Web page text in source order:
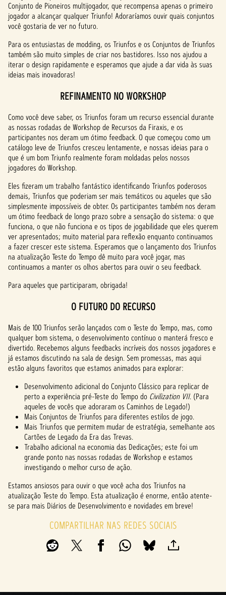
Conjunto de Pioneiros multijogador, que recompensa apenas o primeiro
jogador a alcançar qualquer Triunfo! Adoraríamos ouvir quais conjuntos
você gostaria de ver no futuro.
Para os entusiastas de modding, os Triunfos e os Conjuntos de Triunfos
também são muito simples de criar nos bastidores. Isso nos ajudou a
iterar o design rapidamente e esperamos que ajude a dar vida às suas
ideias mais inovadoras!
REFINAMENTO NO WORKSHOP
Como você deve saber, os Triunfos foram um recurso essencial durante
as nossas rodadas de Workshop de Recursos da Firaxis, e os
participantes nos deram um ótimo feedback. O que começou como um
catálogo leve de Triunfos cresceu lentamente, e nossas ideias para o
que é um bom Triunfo realmente foram moldadas pelos nossos
jogadores do Workshop.
Eles fizeram um trabalho fantástico identificando Triunfos poderosos
demais, Triunfos que poderiam ser mais temáticos ou aqueles que são
simplesmente impossíveis de obter. Os participantes também nos deram
um ótimo feedback de longo prazo sobre a sensação do sistema: o que
funciona, o que não funciona e os tipos de jogabilidade que eles querem
ver apresentados; muito material para reflexão enquanto continuamos
a fazer crescer este sistema. Esperamos que o lançamento dos Triunfos
na atualização Teste do Tempo dê muito para você jogar, mas
continuamos a manter os olhos abertos para ouvir o seu feedback.
Para aqueles que participaram, obrigada!
O FUTURO DO RECURSO
Mais de 100 Triunfos serão lançados com o Teste do Tempo, mas, como
qualquer bom sistema, o desenvolvimento contínuo o manterá fresco e
divertido. Recebemos alguns feedbacks incríveis dos nossos jogadores e
já estamos discutindo na sala de design. Sem promessas, mas aqui
estão alguns favoritos que estamos animados para explorar:
Desenvolvimento adicional do Conjunto Clássico para replicar de
perto a experiência pré-Teste do Tempo do Civilization VII. (Para
aqueles de vocês que adoraram os Caminhos de Legado!)
Mais Conjuntos de Triunfos para diferentes estilos de jogo.
Mais Triunfos que permitem mudar de estratégia, semelhante aos
Cartões de Legado da Era das Trevas.
Trabalho adicional na economia das Dedicações; este foi um
grande ponto nas nossas rodadas de Workshop e estamos
investigando o melhor curso de ação.
Estamos ansiosos para ouvir o que você acha dos Triunfos na
atualização Teste do Tempo. Esta atualização é enorme, então atente-
se para mais Diários de Desenvolvimento e novidades em breve!
COMPARTILHAR NAS REDES SOCIAIS